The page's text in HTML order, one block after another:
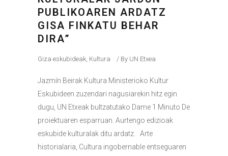
PUBLIKOAREN ARDATZ
GISA FINKATU BEHAR
DIRA”
Giza eskubideak, Kultura By UN Etxea
Jazmín Beirak Kultura Ministerioko Kultur
Eskubideen zuzendari nagusiarekin hitz egin
dugu, UN Etxeak bultzatutako Dame 1 Minuto De
proiektuaren esparruan. Aurtengo edizioak
eskubide kulturalak ditu ardatz. Arte
historialaria, Cultura ingobernable entseguaren